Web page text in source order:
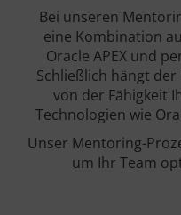
Bei unseren
eine Kombination
Oracle APEX und
Schließlich hängt
von der Fähigkeit
Technologien wie
Unser Mentoring-
um Ihr Team